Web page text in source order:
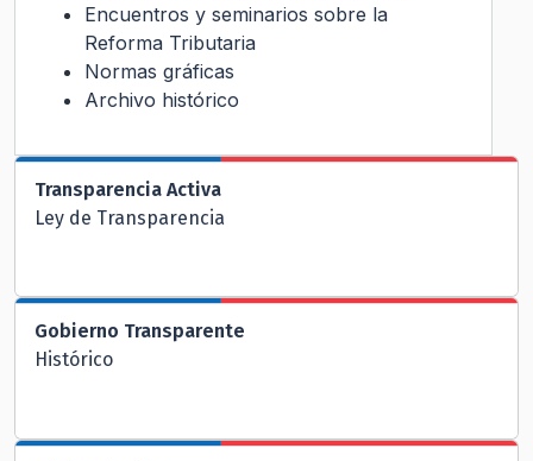
Encuentros y seminarios sobre la
Reforma Tributaria
Normas gráficas
Archivo histórico
Transparencia Activa
Ley de Transparencia
Gobierno Transparente
Histórico